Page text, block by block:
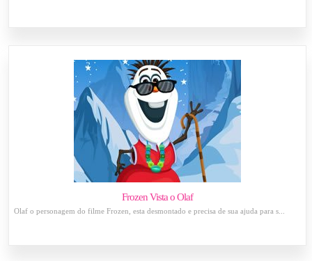
Frozen Vista o Olaf
Olaf o personagem do filme Frozen, esta desmontado e precisa de sua ajuda para s...